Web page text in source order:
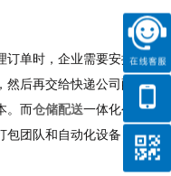
订单时，企业需要安排专
后再交给快递公司配
。而仓储配送一体化公司
包团队和自动化设备，能